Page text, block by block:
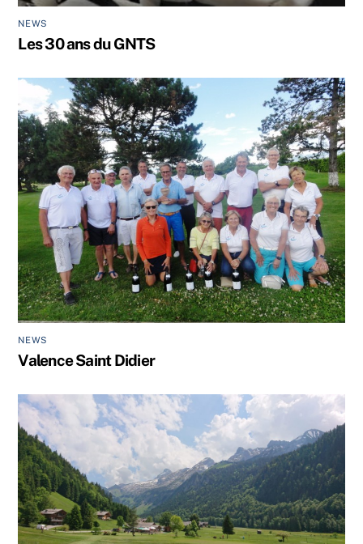
NEWS
Les 30 ans du GNTS
NEWS
Valence Saint Didier